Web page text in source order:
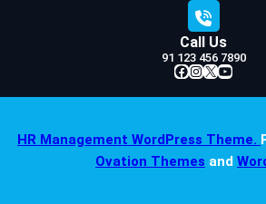
Call Us
91 123 456 7890
Facebook InstagramX YouTube
HR Management WordPress Theme.
Ovation Themes and